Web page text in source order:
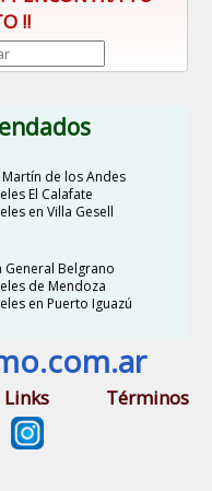
!!
Martín de los Andes
El Calafate
en Villa Gesell
General Belgrano
de Mendoza
en Puerto Iguazú
Links Términos